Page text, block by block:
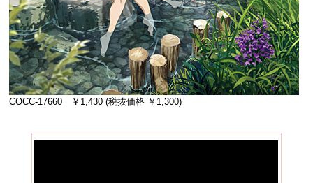
COCC-17660 ￥1,430 (税抜価格 ￥1,300)